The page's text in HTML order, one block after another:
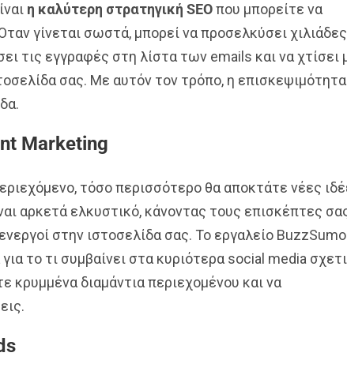
η καλύτερη στρατηγική SEOπου μπορείτε να
γίνεται σωστά, μπορεί να προσελκύσει χιλιάδες
τις εγγραφές στη λίστα των emails και να χτίσει
σας. Με αυτόν τον τρόπο, η επισκεψιμότητα
Marketing
τόσο περισσότερο θα αποκτάτε νέες
αρκετά ελκυστικό, κάνοντας τους επισκέπτες
στην ιστοσελίδα σας. Το εργαλείο
το τι συμβαίνει στα κυριότερα social media
κρυμμένα διαμάντια περιεχομένoυ και να